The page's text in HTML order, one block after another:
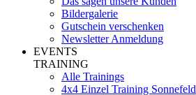
Bildergalerie
Gutschein verschenken
Newsletter Anmeldung
EVENTS
TRAINING
Alle Trainings
4x4 Einzel Training Sonnefeld